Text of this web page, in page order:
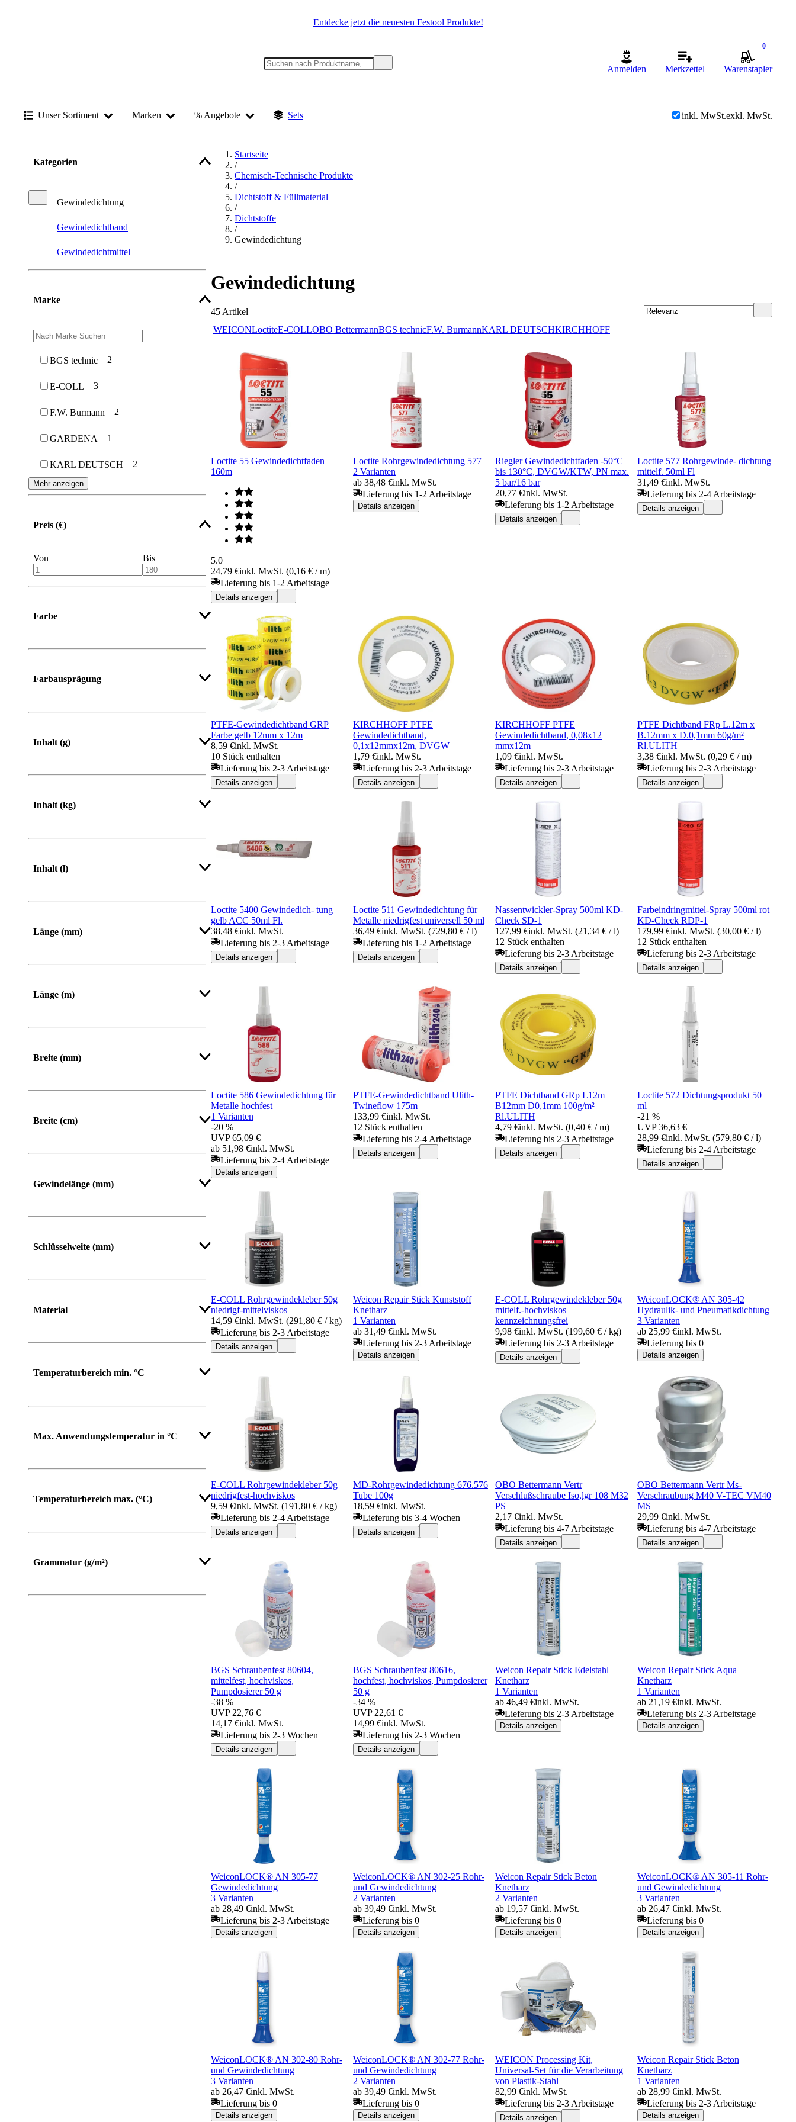
Entdecke jetzt die neuesten Festool Produkte!
Anmelden Merkzettel
0
Warenstapler
Unser Sortiment Marken % Angebote Sets inkl. MwSt.exkl. MwSt.
Kategorien
Gewindedichtung
Gewindedichtband
Gewindedichtmittel
Marke
BGS technic 2
E-COLL 3
F.W. Burmann 2
GARDENA 1
KARL DEUTSCH 2
Mehr anzeigen
Preis (€)
Von Bis
Farbe
Farbausprägung
Inhalt (g)
Inhalt (kg)
Inhalt (l)
Länge (mm)
Von Bis
Länge (m)
Breite (mm)
Von Bis
Breite (cm)
Gewindelänge (mm)
Schlüsselweite (mm)
Material
Temperaturbereich min. °C
Max. Anwendungstemperatur in °C
Temperaturbereich max. (°C)
Grammatur (g/m²)
Startseite
/
Chemisch-Technische Produkte
/
Dichtstoff & Füllmaterial
/
Dichtstoffe
/
Gewindedichtung
Gewindedichtung
45 Artikel
WEICONLoctiteE-COLLOBO BettermannBGS technicF.W. BurmannKARL DEUTSCHKIRCHHOFF
Loctite 55 Gewindedichtfaden
160m
5.0
24,79 €inkl. MwSt. (0,16 € / m)
Lieferung bis 1-2 Arbeitstage
Details anzeigen
Loctite Rohrgewindedichtung 577
2 Varianten
ab 38,48 €inkl. MwSt.
Lieferung bis 1-2 Arbeitstage
Details anzeigen
Riegler Gewindedichtfaden -50°C
bis 130°C, DVGW/KTW, PN max.
5 bar/16 bar
20,77 €inkl. MwSt.
Lieferung bis 1-2 Arbeitstage
Details anzeigen
Loctite 577 Rohrgewinde- dichtung
mittelf. 50ml Fl
31,49 €inkl. MwSt.
Lieferung bis 2-4 Arbeitstage
Details anzeigen
PTFE-Gewindedichtband GRP
Farbe gelb 12mm x 12m
8,59 €inkl. MwSt.
10 Stück enthalten
Lieferung bis 2-3 Arbeitstage
Details anzeigen
KIRCHHOFF PTFE
Gewindedichtband,
0,1x12mmx12m, DVGW
1,79 €inkl. MwSt.
Lieferung bis 2-3 Arbeitstage
Details anzeigen
KIRCHHOFF PTFE
Gewindedichtband, 0,08x12
mmx12m
1,09 €inkl. MwSt.
Lieferung bis 2-3 Arbeitstage
Details anzeigen
PTFE Dichtband FRp L.12m x
B.12mm x D.0,1mm 60g/m²
Rl.ULITH
3,38 €inkl. MwSt. (0,29 € / m)
Lieferung bis 2-3 Arbeitstage
Details anzeigen
Loctite 5400 Gewindedich- tung
gelb ACC 50ml Fl.
38,48 €inkl. MwSt.
Lieferung bis 2-3 Arbeitstage
Details anzeigen
Loctite 511 Gewindedichtung für
Metalle niedrigfest universell 50 ml
36,49 €inkl. MwSt. (729,80 € / l)
Lieferung bis 1-2 Arbeitstage
Details anzeigen
Nassentwickler-Spray 500ml KD-
Check SD-1
127,99 €inkl. MwSt. (21,34 € / l)
12 Stück enthalten
Lieferung bis 2-3 Arbeitstage
Details anzeigen
Farbeindringmittel-Spray 500ml rot
KD-Check RDP-1
179,99 €inkl. MwSt. (30,00 € / l)
12 Stück enthalten
Lieferung bis 2-3 Arbeitstage
Details anzeigen
Loctite 586 Gewindedichtung für
Metalle hochfest
1 Varianten
-20 %
UVP 65,09 €
ab 51,98 €inkl. MwSt.
Lieferung bis 2-4 Arbeitstage
Details anzeigen
PTFE-Gewindedichtband Ulith-
Twineflow 175m
133,99 €inkl. MwSt.
12 Stück enthalten
Lieferung bis 2-4 Arbeitstage
Details anzeigen
PTFE Dichtband GRp L12m
B12mm D0,1mm 100g/m²
Rl.ULITH
4,79 €inkl. MwSt. (0,40 € / m)
Lieferung bis 2-3 Arbeitstage
Details anzeigen
Loctite 572 Dichtungsprodukt 50
ml
-21 %
UVP 36,63 €
28,99 €inkl. MwSt. (579,80 € / l)
Lieferung bis 2-4 Arbeitstage
Details anzeigen
E-COLL Rohrgewindekleber 50g
niedrigf-mittelviskos
14,59 €inkl. MwSt. (291,80 € / kg)
Lieferung bis 2-3 Arbeitstage
Details anzeigen
Weicon Repair Stick Kunststoff
Knetharz
1 Varianten
ab 31,49 €inkl. MwSt.
Lieferung bis 2-3 Arbeitstage
Details anzeigen
E-COLL Rohrgewindekleber 50g
mittelf.-hochviskos
kennzeichnungsfrei
9,98 €inkl. MwSt. (199,60 € / kg)
Lieferung bis 2-3 Arbeitstage
Details anzeigen
WeiconLOCK® AN 305-42
Hydraulik- und Pneumatikdichtung
3 Varianten
ab 25,99 €inkl. MwSt.
Lieferung bis 0
Details anzeigen
E-COLL Rohrgewindekleber 50g
niedrigfest-hochviskos
9,59 €inkl. MwSt. (191,80 € / kg)
Lieferung bis 2-4 Arbeitstage
Details anzeigen
MD-Rohrgewindedichtung 676.576
Tube 100g
18,59 €inkl. MwSt.
Lieferung bis 3-4 Wochen
Details anzeigen
OBO Bettermann Vertr
Verschlußschraube Iso,lgr 108 M32
PS
2,17 €inkl. MwSt.
Lieferung bis 4-7 Arbeitstage
Details anzeigen
OBO Bettermann Vertr Ms-
Verschraubung M40 V-TEC VM40
MS
29,99 €inkl. MwSt.
Lieferung bis 4-7 Arbeitstage
Details anzeigen
BGS Schraubenfest 80604,
mittelfest, hochviskos,
Pumpdosierer 50 g
-38 %
UVP 22,76 €
14,17 €inkl. MwSt.
Lieferung bis 2-3 Wochen
Details anzeigen
BGS Schraubenfest 80616,
hochfest, hochviskos, Pumpdosierer
50 g
-34 %
UVP 22,61 €
14,99 €inkl. MwSt.
Lieferung bis 2-3 Wochen
Details anzeigen
Weicon Repair Stick Edelstahl
Knetharz
1 Varianten
ab 46,49 €inkl. MwSt.
Lieferung bis 2-3 Arbeitstage
Details anzeigen
Weicon Repair Stick Aqua
Knetharz
1 Varianten
ab 21,19 €inkl. MwSt.
Lieferung bis 2-3 Arbeitstage
Details anzeigen
WeiconLOCK® AN 305-77
Gewindedichtung
3 Varianten
ab 28,49 €inkl. MwSt.
Lieferung bis 2-3 Arbeitstage
Details anzeigen
WeiconLOCK® AN 302-25 Rohr-
und Gewindedichtung
2 Varianten
ab 39,49 €inkl. MwSt.
Lieferung bis 0
Details anzeigen
Weicon Repair Stick Beton
Knetharz
2 Varianten
ab 19,57 €inkl. MwSt.
Lieferung bis 0
Details anzeigen
WeiconLOCK® AN 305-11 Rohr-
und Gewindedichtung
3 Varianten
ab 26,47 €inkl. MwSt.
Lieferung bis 0
Details anzeigen
WeiconLOCK® AN 302-80 Rohr-
und Gewindedichtung
3 Varianten
ab 26,47 €inkl. MwSt.
Lieferung bis 0
Details anzeigen
WeiconLOCK® AN 302-77 Rohr-
und Gewindedichtung
2 Varianten
ab 39,49 €inkl. MwSt.
Lieferung bis 0
Details anzeigen
WEICON Processing Kit,
Universal-Set für die Verarbeitung
von Plastik-Stahl
82,99 €inkl. MwSt.
Lieferung bis 2-3 Arbeitstage
Details anzeigen
Weicon Repair Stick Beton
Knetharz
1 Varianten
ab 28,99 €inkl. MwSt.
Lieferung bis 2-3 Arbeitstage
Details anzeigen